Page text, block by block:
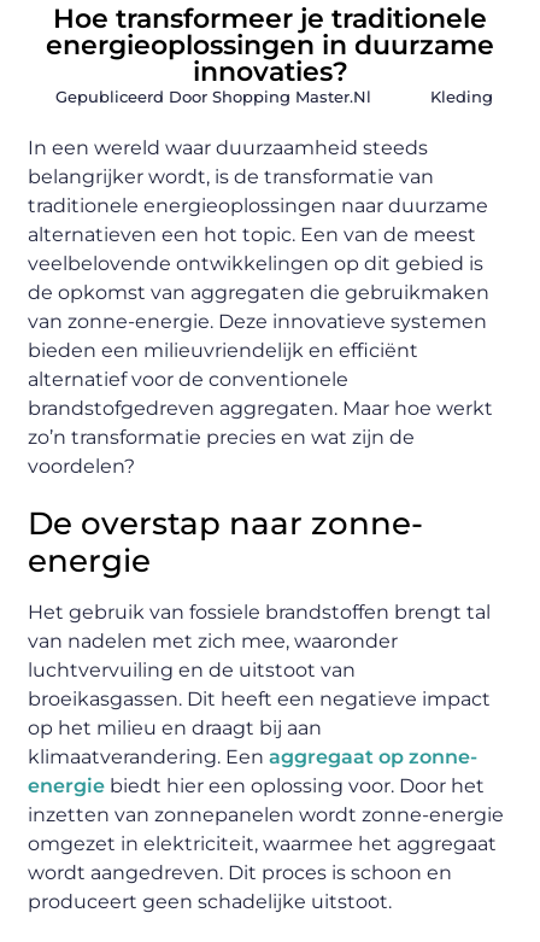
Hoe transformeer je traditionele
energieoplossingen in duurzame
innovaties?
Gepubliceerd Door Shopping Master.nl Kleding
In een wereld waar duurzaamheid steeds
belangrijker wordt, is de transformatie van
traditionele energieoplossingen naar duurzame
alternatieven een hot topic. Een van de meest
veelbelovende ontwikkelingen op dit gebied is
de opkomst van aggregaten die gebruikmaken
van zonne-energie. Deze innovatieve systemen
bieden een milieuvriendelijk en efficiënt
alternatief voor de conventionele
brandstofgedreven aggregaten. Maar hoe werkt
zo’n transformatie precies en wat zijn de
voordelen?
De overstap naar zonne-
energie
Het gebruik van fossiele brandstoffen brengt tal
van nadelen met zich mee, waaronder
luchtvervuiling en de uitstoot van
broeikasgassen. Dit heeft een negatieve impact
op het milieu en draagt bij aan
klimaatverandering. Eenaggregaat op zonne-
energie biedt hier een oplossing voor. Door het
inzetten van zonnepanelen wordt zonne-energie
omgezet in elektriciteit, waarmee het aggregaat
wordt aangedreven. Dit proces is schoon en
produceert geen schadelijke uitstoot.